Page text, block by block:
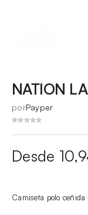
NATION
porPayper
Desde
Camiseta polo